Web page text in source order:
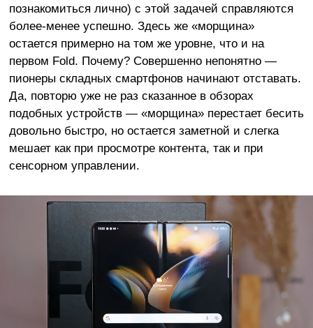
познакомиться лично) с этой задачей справляются
более-менее успешно. Здесь же «морщина»
остается примерно на том же уровне, что и на
первом Fold. Почему? Совершенно непонятно —
пионеры складных смартфонов начинают отставать.
Да, повторю уже не раз сказанное в обзорах
подобных устройств — «морщина» перестает бесить
довольно быстро, но остается заметной и слегка
мешает как при просмотре контента, так и при
сенсорном управлении.